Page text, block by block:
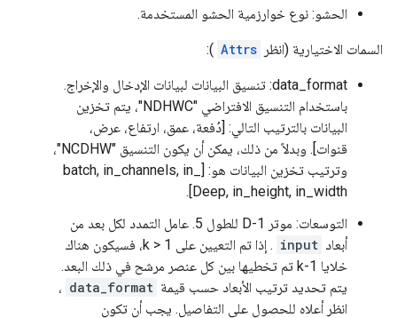
الحشو: نوع خوارزمية الحشو المستخدمة.
السمات الاختيارية (انظر Attrs
):
data_format: تنسيق البيانات لبيانات الإدخال والإخراج.
باستخدام التنسيق الافتراضي "NDHWC"، يتم تخزين
البيانات بالترتيب التالي: [دُفعة، عمق، ارتفاع، عرض،
قنوات]. وبدلاً من ذلك، يمكن أن يكون التنسيق "NCDHW"،
وترتيب تخزين البيانات هو: [batch, in_channels, in_
Deep, in_height, in_width].
التوسعات: موتر 1-D للطول 5. عامل التمدد لكل بعد من
أبعاد input
. إذا تم التعيين على k > 1، فسيكون هناك
خلايا k-1 تم تخطيها بين كل عنصر مرشح في ذلك البعد.
يتم تحديد ترتيب الأبعاد حسب قيمة data_format ،
انظر أعلاه للحصول على التفاصيل. يجب أن تكون